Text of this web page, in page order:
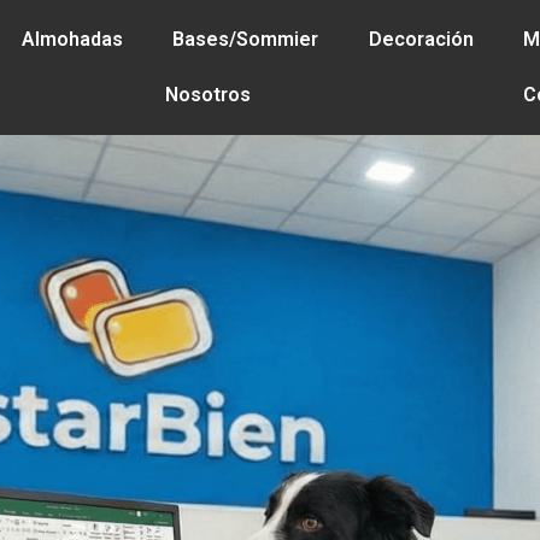
SIN INTERÉS - 25% OFF ABONANDO CON
Almohadas Bases/Sommier Decoración
Nosotros